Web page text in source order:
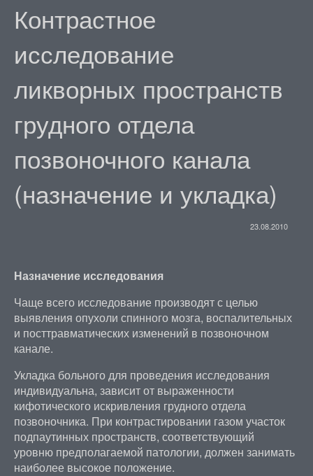
Контрастное
исследование
ликворных пространств
грудного отдела
позвоночного канала
(назначение и укладка)
23.08.2010
Назначение исследования
Чаще всего исследование производят с целью
выявления опухоли спинного мозга, воспалительных
и посттравматических изменений в позвоночном
канале.
Укладка больного для проведения исследования
индивидуальна, зависит от выраженности
кифотического искривления грудного отдела
позвоночника. При контрастировании газом участок
подпаутинных пространств, соответствующий
уровню предполагаемой патологии, должен занимать
наиболее высокое положение.